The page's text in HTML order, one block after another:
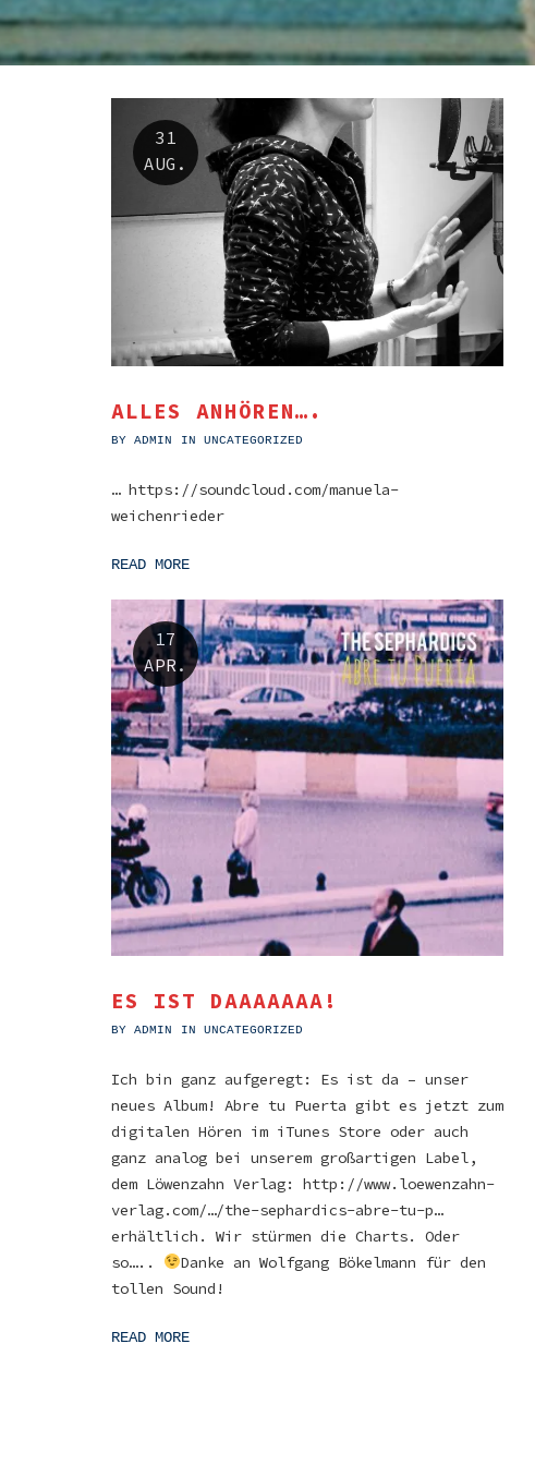
31
AUG.
ALLES ANHÖREN….
BY ADMIN IN UNCATEGORIZED
… https://soundcloud.com/manuela-
weichenrieder
READ MORE
17
APR.
ES IST DAAAAAAA!
BY ADMIN IN UNCATEGORIZED
Ich bin ganz aufgeregt: Es ist da – unser
neues Album! Abre tu Puerta gibt es jetzt zum
digitalen Hören im iTunes Store oder auch
ganz analog bei unserem großartigen Label,
dem Löwenzahn Verlag: http://www.loewenzahn-
verlag.com/…/the-sephardics-abre-tu-p…
erhältlich. Wir stürmen die Charts. Oder
so…..
Danke an Wolfgang Bökelmann für den
tollen Sound!
READ MORE